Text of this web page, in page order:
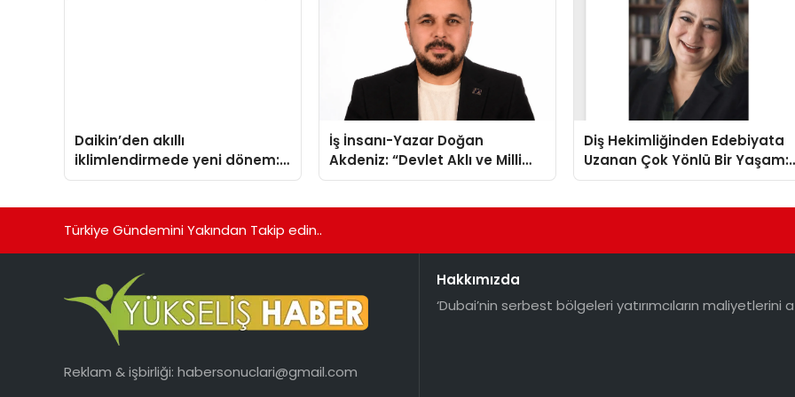
Daikin’den akıllı
iklimlendirmede yeni dönem:
Madoka Plus Türkiye’de
İş İnsanı-Yazar Doğan
Akdeniz: “Devlet Aklı ve Milli
Çıkarlar Her Şeyin Üzerindedir”
Diş Hekimliğinden Edebiyata
Uzanan Çok Yönlü Bir Yaşam:
Yeşim Şahin Yaman
Türkiye Gündemini Yakından Takip edin..
Reklam & işbirliği: habersonuclari@gmail.com
Hakkımızda
‘Dubai’nin serbest bölgeleri yatırımcıların maliyetlerini